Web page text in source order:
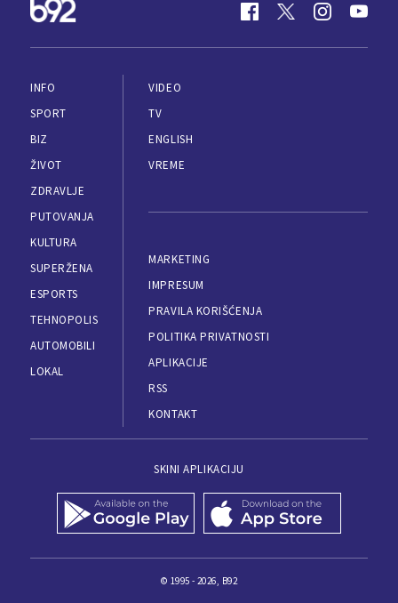
INFO
SPORT
BIZ
ŽIVOT
ZDRAVLJE
PUTOVANJA
KULTURA
SUPERŽENA
ESPORTS
TEHNOPOLIS
AUTOMOBILI
LOKAL
VIDEO
TV
ENGLISH
VREME
MARKETING
IMPRESUM
PRAVILA KORIŠĆENJA
POLITIKA PRIVATNOSTI
APLIKACIJE
RSS
KONTAKT
SKINI APLIKACIJU
© 1995 - 2026, B92